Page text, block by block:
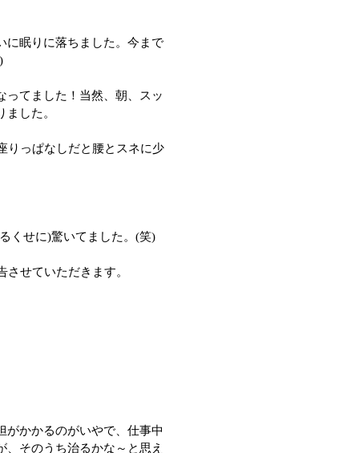
に眠りに落ちました。今まで
ってました！当然、朝、スッ
した。
りっぱなしだと腰とスネに少
くせに)驚いてました。(笑)
せていただきます。
がかかるのがいやで、仕事中
そのうち治るかな～と思え